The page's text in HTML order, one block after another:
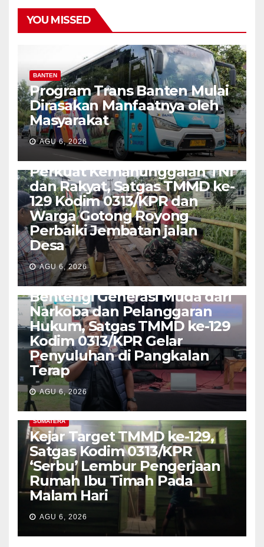
YOU MISSED
BANTEN
Program Trans Banten Mulai
Dirasakan Manfaatnya oleh
Masyarakat
AGU 6, 2026
Perkuat Kemanunggalan TNI
dan Rakyat, Satgas TMMD ke-
129 Kodim 0313/KPR dan
Warga Gotong Royong
Perbaiki Jembatan jalan
Desa
AGU 6, 2026
SUMATERA
Bentengi Generasi Muda dari
Narkoba dan Pelanggaran
Hukum, Satgas TMMD ke-129
Kodim 0313/KPR Gelar
Penyuluhan di Pangkalan
Terap
AGU 6, 2026
SUMATERA
Kejar Target TMMD ke-129,
Satgas Kodim 0313/KPR
‘Serbu’ Lembur Pengerjaan
Rumah Ibu Timah Pada
Malam Hari
AGU 6, 2026